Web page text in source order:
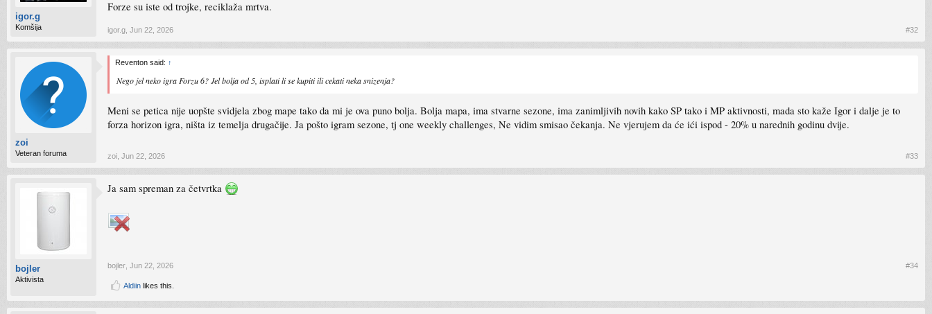
igor.g
Komšija
Forze su iste od trojke, reciklaža mrtva.
igor.g Jun 22, 2026 #32
zoi
Veteran foruma
Reventon said: ↑
Nego jel neko igra Forzu 6? Jel bolja od 5, isplati li se kupiti ili cekati neka snizenja?
Meni se petica nije uopšte svidjela zbog mape tako da mi je ova puno bolja. Bolja mapa, ima stvarne sezone, ima zanimljivih novih kako SP tako i MP aktivnosti, mada sto kaže Igor i dalje je to
forza horizon igra, ništa iz temelja drugačije. Ja pošto igram sezone, tj one weekly challenges, Ne vidim smisao čekanja. Ne vjerujem da će ići ispod - 20% u narednih godinu dvije.
zoi Jun 22, 2026 #33
bojler
Aktivista
Ja sam spreman za četvrtka
bojler Jun 22, 2026 #34
Aldiin likes this.